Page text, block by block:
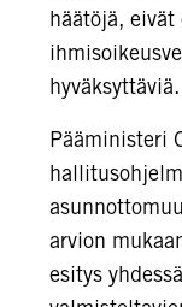
häätöjä,
hyväksyttäviä.
Pääministeri
arvion
esitys